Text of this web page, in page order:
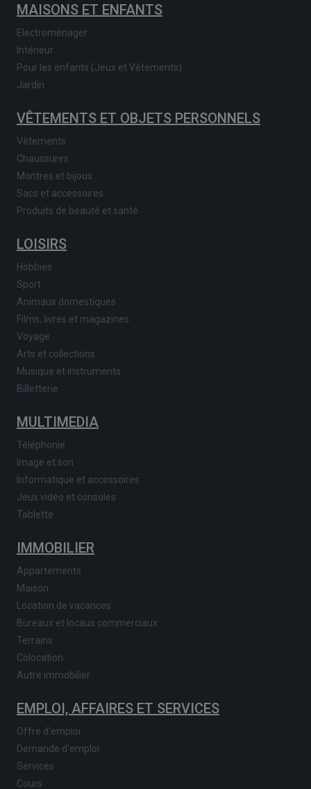
MAISONS ET ENFANTS
Electroménager
Intérieur
Pour les enfants (Jeux et Vêtements)
Jardin
VÊTEMENTS ET OBJETS PERSONNELS
Vêtements
Chaussures
Montres et bijoux
Sacs et accessoires
Produits de beauté et santé
LOISIRS
Hobbies
Sport
Animaux domestiques
Films, livres et magazines
Voyage
Arts et collections
Musique et instruments
Billetterie
MULTIMEDIA
Téléphonie
Image et son
Informatique et accessoires
Jeux vidéo et consoles
Tablette
IMMOBILIER
Appartements
Maison
Location de vacances
Bureaux et locaux commerciaux
Terrains
Colocation
Autre immobilier
EMPLOI, AFFAIRES ET SERVICES
Offre d'emploi
Demande d'emploi
Services
Cours